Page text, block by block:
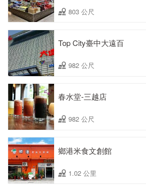
803 公尺
Top City臺中大遠百
982 公尺
春水堂-三越店
982 公尺
鄉港米食文創館
1.02 公里